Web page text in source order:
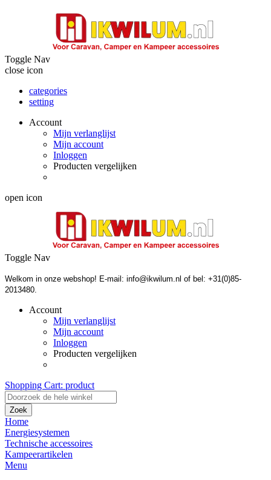
Toggle Nav
close icon
categories
setting
Account
Mijn verlanglijst
Mijn account
Inloggen
Producten vergelijken
open icon
Toggle Nav
Welkom in onze webshop! E-mail: info@ikwilum.nl of bel: +31(0)85-
2013480.
Account
Mijn verlanglijst
Mijn account
Inloggen
Producten vergelijken
Shopping Cart: product
Zoek
Home
Energiesystemen
Technische accessoires
Kampeerartikelen
Menu